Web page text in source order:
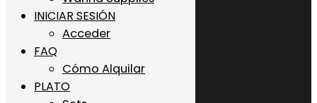
INICIAR SESIÓN
Acceder
FAQ
Cómo Alquilar
PLATO